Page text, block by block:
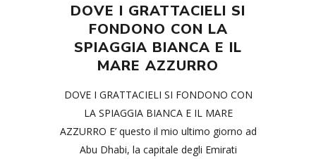
DOVE I GRATTACIELI SI
FONDONO CON LA
SPIAGGIA BIANCA E IL
MARE AZZURRO
DOVE I GRATTACIELI SI FONDONO CON
LA SPIAGGIA BIANCA E IL MARE
AZZURRO E’ questo il mio ultimo giorno ad
Abu Dhabi, la capitale degli Emirati